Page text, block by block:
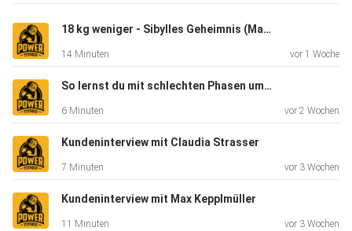
Website: www.powerfitness.at
Instagram (Gast): Felix Stahl
Instagram: Gabriel Reifinger
Facebook: Gabriel Reifinger
18 kg weniger - Sibylles Geheimnis (Mama wollte wieder fit für ihr Kind sein)
14 Minuten vor 1 Woche
So lernst du mit schlechten Phasen umzugehen (Musterbrechen)
6 Minuten vor 2 Wochen
Kundeninterview mit Claudia Strasser
7 Minuten vor 3 Wochen
Kundeninterview mit Max Kepplmüller
11 Minuten vor 3 Wochen